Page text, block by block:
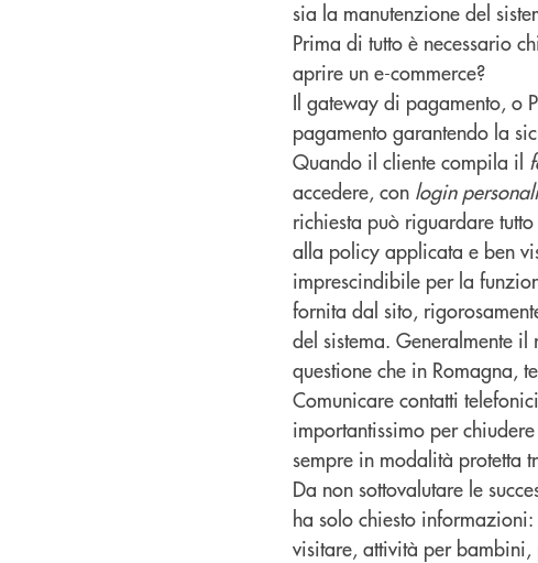
sia la manutenzione del
Prima di tutto è necessario
aprire un e-commerce?
Il gateway di pagamento, o
pagamento garantendo la
Quando il cliente compila il
accedere, con login
richiesta può riguardare
alla policy applicata e ben
imprescindibile per la
fornita dal sito,
del sistema. Generalmente
questione che in Romagna,
Comunicare contatti
importantissimo per
sempre in modalità protetta
Da non sottovalutare le
ha solo chiesto
visitare, attività per